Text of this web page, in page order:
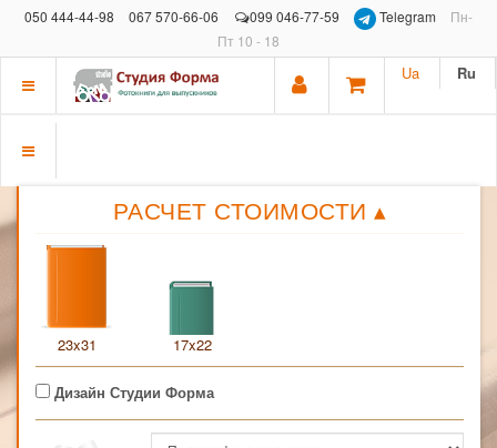
050 444-44-98 067 570-66-06 099 046-77-59 Telegram
Пн-
Пт 10 - 18
Показать
Ua Ru
Показать
РАСЧЕТ СТОИМОСТИ ▴
23x31 17x22
Дизайн Студии Форма